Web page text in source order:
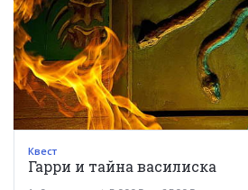
Квест
Гарри и тайна василиска